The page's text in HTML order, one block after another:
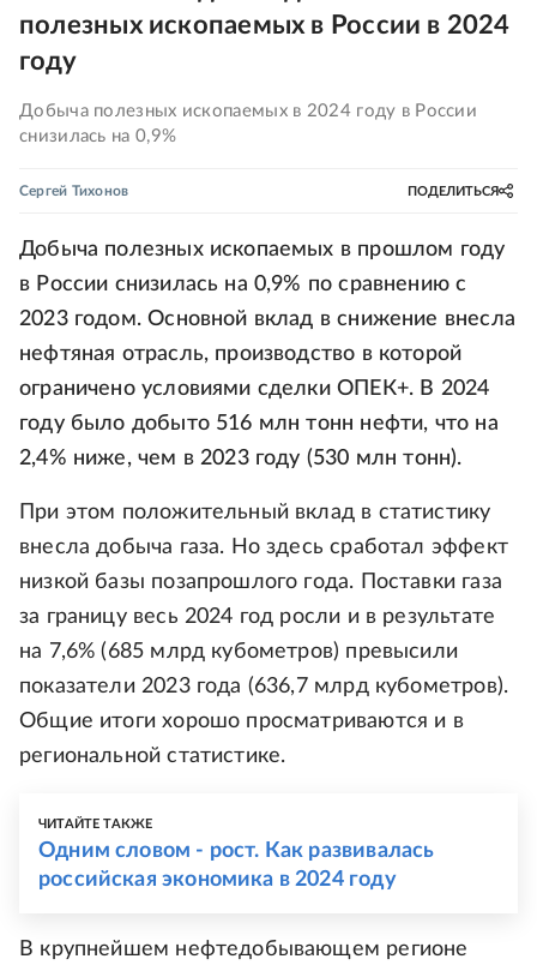
полезных ископаемых в России в 2024
году
Добыча полезных ископаемых в 2024 году в России
снизилась на 0,9%
Сергей Тихонов ПОДЕЛИТЬСЯ
Добыча полезных ископаемых в прошлом году
в России снизилась на 0,9% по сравнению с
2023 годом. Основной вклад в снижение внесла
нефтяная отрасль, производство в которой
ограничено условиями сделки ОПЕК+. В 2024
году было добыто 516 млн тонн нефти, что на
2,4% ниже, чем в 2023 году (530 млн тонн).
При этом положительный вклад в статистику
внесла добыча газа. Но здесь сработал эффект
низкой базы позапрошлого года. Поставки газа
за границу весь 2024 год росли и в результате
на 7,6% (685 млрд кубометров) превысили
показатели 2023 года (636,7 млрд кубометров).
Общие итоги хорошо просматриваются и в
региональной статистике.
ЧИТАЙТЕ ТАКЖЕ
Одним словом - рост. Как развивалась
российская экономика в 2024 году
В крупнейшем нефтедобывающем регионе